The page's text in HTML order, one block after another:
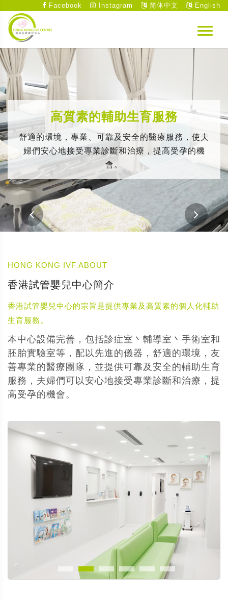
Facebook Instagram 简体中文 English
高質素的輔助生育服務
舒適的環境，專業、可靠及安全的醫療服務，使夫
婦們安心地接受專業診斷和治療，提高受孕的機
會。
HONG KONG IVF ABOUT
香港試管嬰兒中心簡介
香港試管嬰兒中心的宗旨是提供專業及高質素的個人化輔助
生育服務。
本中心設備完善，包括診症室丶輔導室丶手術室和
胚胎實驗室等，配以先進的儀器，舒適的環境，友
善專業的醫療團隊，並提供可靠及安全的輔助生育
服務，夫婦們可以安心地接受專業診斷和治療，提
高受孕的機會。